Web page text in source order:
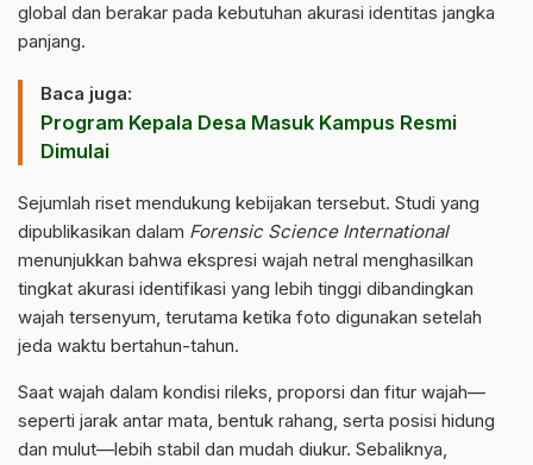
global dan berakar pada kebutuhan akurasi identitas jangka
panjang.
Baca juga:
Program Kepala Desa Masuk Kampus Resmi
Dimulai
Sejumlah riset mendukung kebijakan tersebut. Studi yang
dipublikasikan dalam Forensic Science International
menunjukkan bahwa ekspresi wajah netral menghasilkan
tingkat akurasi identifikasi yang lebih tinggi dibandingkan
wajah tersenyum, terutama ketika foto digunakan setelah
jeda waktu bertahun-tahun.
Saat wajah dalam kondisi rileks, proporsi dan fitur wajah—
seperti jarak antar mata, bentuk rahang, serta posisi hidung
dan mulut—lebih stabil dan mudah diukur. Sebaliknya,